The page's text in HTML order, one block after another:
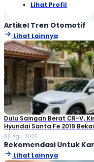
Lihat Profil
Artikel Tren Otomotif
Lihat Lainnya
Dulu Saingan Berat CR-V,
Hyundai Santa Fe 2019
Harganya
08 Agu 2026
Rekomendasi Untuk
Lihat Lainnya